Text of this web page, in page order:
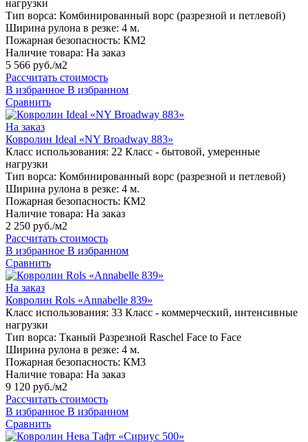
нагрузки
Тип ворса: Комбинированный ворс (разрезной и петлевой)
Ширина рулона в резке: 4 м.
Пожарная безопасность: КМ2
Наличие товара: На заказ
5 566 руб./м2
Рассчитать стоимость
В избранное В избранном
Сравнить
На заказ
Ковролин Ideal «NY Broadway 883»
Класс использования: 22 Класс - бытовой, умеренные
нагрузки
Тип ворса: Комбинированный ворс (разрезной и петлевой)
Ширина рулона в резке: 4 м.
Пожарная безопасность: КМ2
Наличие товара: На заказ
2 250 руб./м2
Рассчитать стоимость
В избранное В избранном
Сравнить
На заказ
Ковролин Rols «Annabelle 839»
Класс использования: 33 Класс - коммерческий, интенсивные
нагрузки
Тип ворса: Тканый Разрезной Raschel Face to Face
Ширина рулона в резке: 4 м.
Пожарная безопасность: КМ3
Наличие товара: На заказ
9 120 руб./м2
Рассчитать стоимость
В избранное В избранном
Сравнить